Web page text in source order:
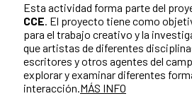
Esta actividad forma parte del
CCE. El proyecto tiene como
para el trabajo creativo y la
que artistas de diferentes
escritores y otros agentes del
explorar y examinar diferentes
interacción.MÁS INFO